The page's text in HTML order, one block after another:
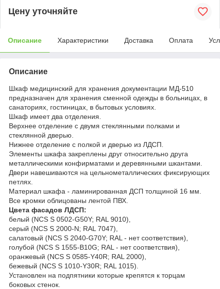
Цену уточняйте
Описание Характеристики Доставка Оплата
Описание
Шкаф медицинский для хранения документации МД-510
предназначен для хранения сменной одежды в больницах, в
санаториях, гостиницах, в бытовых условиях.
Шкаф имеет два отделения.
Верхнее отделение с двумя стеклянными полками и
стеклянной дверью.
Нижнее отделение с полкой и дверью из ЛДСП.
Элементы шкафа закреплены друг относительно друга
металлическими конфирматами и деревянными шкантами.
Двери навешиваются на цельнометаллических фиксирующих
петлях.
Материал шкафа - ламинированная ДСП толщиной 16 мм.
Все кромки облицованы лентой ПВХ.
Цвета фасадов ЛДСП:
белый (NCS S 0502-G50Y; RAL 9010),
серый (NCS S 2000-N; RAL 7047),
салатовый (NCS S 2040-G70Y; RAL - нет соответствия),
голубой (NCS S 1555-B10G; RAL - нет соответствия),
оранжевый (NCS S 0585-Y40R; RAL 2000),
бежевый (NCS S 1010-Y30R; RAL 1015).
Установлен на подпятники которые крепятся к торцам
боковых стенок.